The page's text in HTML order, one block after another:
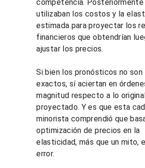
competencia. Posteriormente
utilizaban los costos y la
estimada para proyectar los
financieros que obtendrían
ajustar los precios.
​Si bien los pronósticos no son
exactos, sí aciertan en
magnitud respecto a lo
proyectado. Y es que esta
minorista comprendió que
optimización de precios en la
elasticidad, más que un mito,
error.